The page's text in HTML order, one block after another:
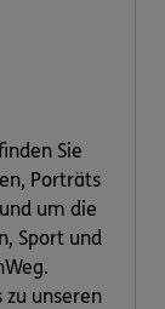
Sie
Porträts
um die
Sport und
unseren